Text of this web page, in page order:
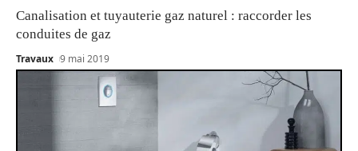
Canalisation et tuyauterie gaz naturel : raccorder les
conduites de gaz
Travaux 9 mai 2019